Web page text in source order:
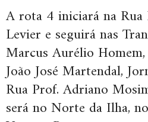
A rota 4 iniciará na Rua
Levier e seguirá nas
Marcus Aurélio
João José Martendal,
Rua Prof. Adriano
será no Norte da Ilha,